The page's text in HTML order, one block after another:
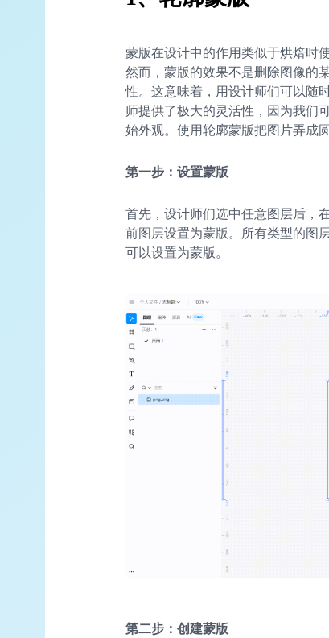
蒙版在设计中的作用类似于烘焙时
然而，蒙版的效果不是删除图像的
性。这意味着，用设计师们可以随
师提供了极大的灵活性，因为我们
始外观。使用轮廓蒙版把图片弄成
第一步：设置蒙版
首先，设计师们选中任意图层后，
前图层设置为蒙版。所有类型的图
可以设置为蒙版。
第二步：创建蒙版